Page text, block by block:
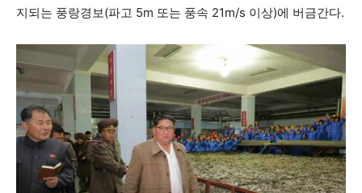
지되는 풍랑경보(파고 5m 또는 풍속 21m/s 이상)에 버금간다.